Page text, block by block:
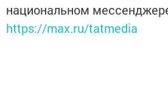
национальном
https://max.ru/tatmedia